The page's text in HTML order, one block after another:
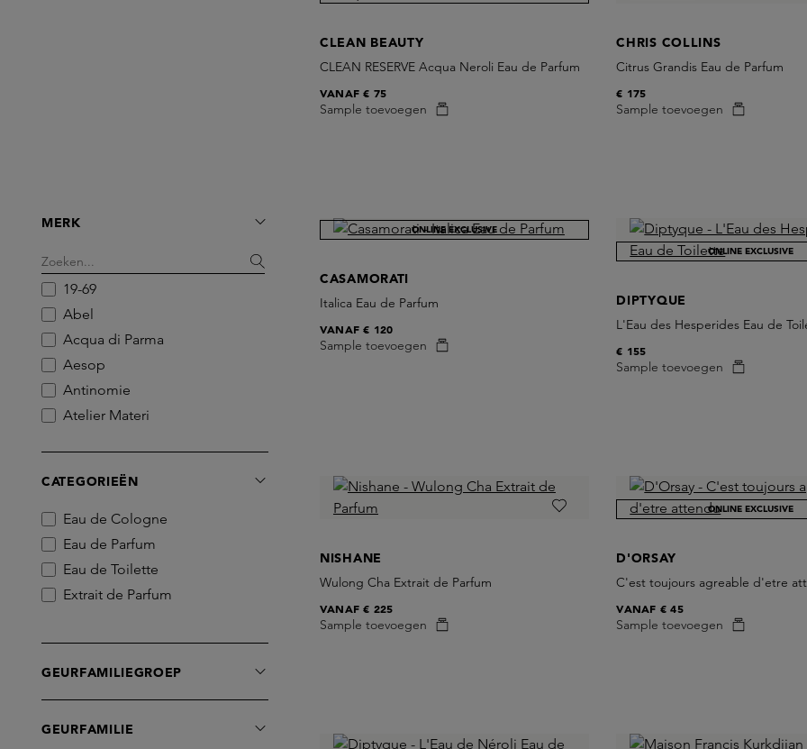
MERK
19-69
Abel
Acqua di Parma
Aesop
Antinomie
Atelier Materi
Birkholz
Bon Parfumeur
CLEAN BEAUTY
Caron
Casamorati
Creed
D'Orsay
CATEGORIEËN
Eau de Cologne
Eau de Parfum
Eau de Toilette
Extrait de Parfum
GEURFAMILIEGROEP
GEURFAMILIE
CLEAN BEAUTY
CLEAN RESERVE Acqua Neroli Eau de Parfum
Sample toevoegen
VANAF€ 75
CHRIS COLLINS
Citrus Grandis Eau de Parfum
Sample toevoegen
€ 175
ONLINE EXCLUSIVE
CASAMORATI
Italica Eau de Parfum
Sample toevoegen
VANAF€ 120
ONLINE EXCLUSIVE
DIPTYQUE
L'Eau des Hesperides Eau de
Sample toevoegen
€ 155
NISHANE
Wulong Cha Extrait de Parfum
Sample toevoegen
VANAF€ 225
ONLINE EXCLUSIVE
D'ORSAY
C'est toujours agreable d'etre
Sample toevoegen
VANAF € 45